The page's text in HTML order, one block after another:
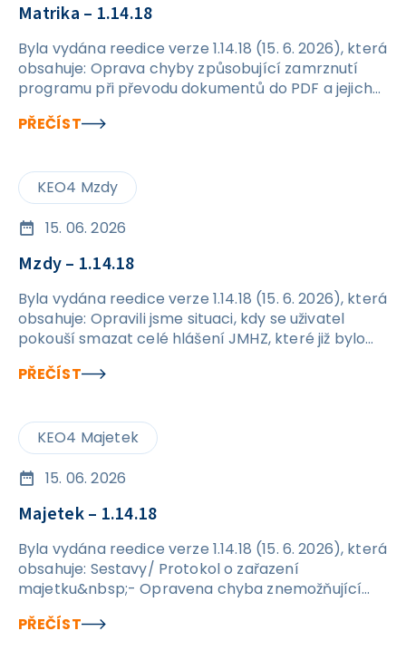
Matrika – 1.14.18
Byla vydána reedice verze 1.14.18 (15. 6. 2026), která
obsahuje: Oprava chyby způsobující zamrznutí
programu při převodu dokumentů do PDF a jejich
PŘEČÍST
KEO4 Mzdy
15. 06. 2026
Mzdy – 1.14.18
Byla vydána reedice verze 1.14.18 (15. 6. 2026), která
obsahuje: Opravili jsme situaci, kdy se uživatel
pokouší smazat celé hlášení JMHZ, které již bylo
odeslaného podání zobrazí hláška a nedojde k
kontroly na formuláři JMHZ v případech, kdy
nejsou vyplněny údaje OIČ a ID PPV. Po opravě by
již nic nemělo bránit jejich ručnímu vyplnění přímo
v hlášení.
PŘEČÍST
KEO4 Majetek
15. 06. 2026
Majetek – 1.14.18
Byla vydána reedice verze 1.14.18 (15. 6. 2026), která
obsahuje: Sestavy/ Protokol o zařazení
majetku&nbsp;- Opravena chyba znemožňující
Transfery / Detail – AU 403 - Odstraněn problém s
PŘEČÍST